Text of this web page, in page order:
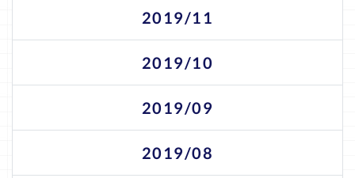
2019/11
2019/10
2019/09
2019/08